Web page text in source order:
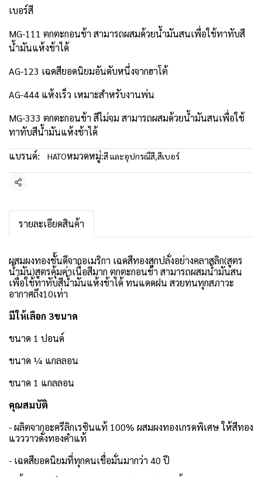
เบอร์สี
MG-111 ตกตะกอนช้า สามารถผสมด้วยน้ำมันสนเพื่อใช้ทาทับสี
น้ำมันแห้งช้าได้
AG-123 เฉดสียอดนิยมอันดับหนึ่งจากฮาโต้
AG-444 แห้งเร็ว เหมาะสำหรับงานพ่น
MG-333 ตกตะกอนช้า สีไม่จม สามารถผสมด้วยน้ำมันสนเพื่อใช้
ทาทับสีน้ำมันแห้งช้าได้
แบรนด์:
HATOหมวดหมู่:สี และอุปกรณืสี,สีเบอร์
แชร์
รายละเอียดสินค้า
ผสมผงทองชั้นดีจากอเมริกา เฉดสีทองสุกปลั่งอย่างคลาสลิก(สูตร
น้ำมัน)สูตรคุ้มค่าเนื้อสีมาก ตกตะกอนช้า สามารถผสมน้ำมันสน
เพื่อใช้ทาทับสีน้ำมันแห้งช้าได้ ทนแดดฝน สวยทนทุกสภาวะ
อากาศถึง10เท่า
มีให้เลือก 3ขนาด
ขนาด 1 ปอนด์
ขนาด ¼ แกลลอน
ขนาด 1 แกลลอน
คุณสมบัติ
- ผลิตจากอะครีลิกเรซินแท้ 100% ผสมผงทองเกรดพิเศษ ให้สีทอง
แวววาวดั่งทองคำแท้
- เฉดสียอดนิยมที่ทุกคนเชื่อมั่นมากว่า 40 ปี